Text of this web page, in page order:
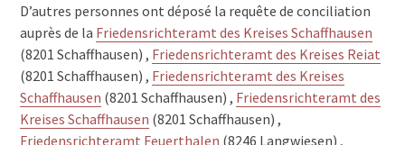
D’autres personnes ont déposé la requête de conciliation
auprès de la Friedensrichteramt des Kreises Schaffhausen
(8201 Schaffhausen) , Friedensrichteramt des Kreises Reiat
(8201 Schaffhausen) , Friedensrichteramt des Kreises
Schaffhausen (8201 Schaffhausen) , Friedensrichteramt des
Kreises Schaffhausen (8201 Schaffhausen) ,
Friedensrichteramt Feuerthalen (8246 Langwiesen) ,